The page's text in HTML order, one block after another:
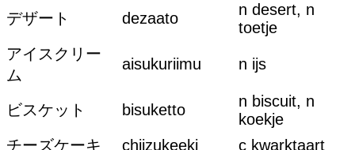
デザート
dezaato
n desert, n
toetje
アイスクリー
ム
aisukuriimu n ijs
ビスケット bisuketto
n biscuit, n
koekje
チーズケーキ
chiizukeeki
c kwarktaart